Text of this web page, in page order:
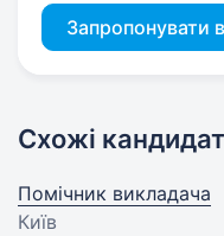
Запропонувати
Схожі
Помічник викладача
Київ